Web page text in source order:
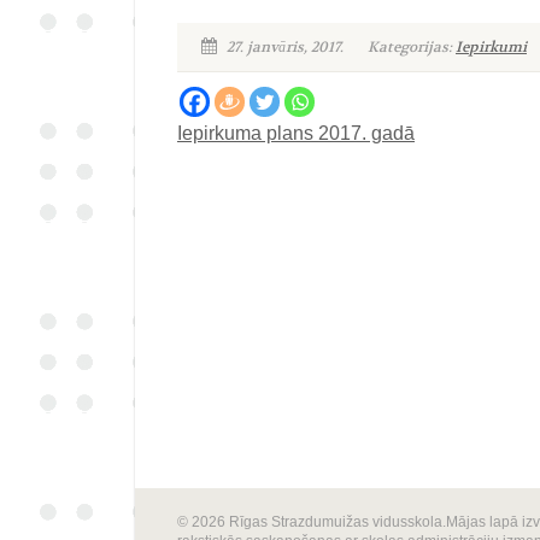
27. janvāris, 2017. Kategorijas:Iepirkumi
Iepirkuma plans 2017. gadā
© 2026 Rīgas Strazdumuižas vidusskola.Mājas lapā